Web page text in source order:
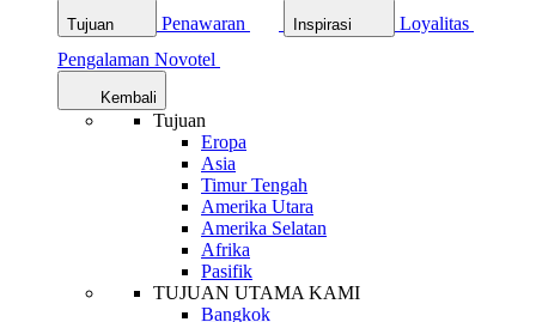
Tujuan Penawaran Inspirasi
Loyalitas
Pengalaman Novotel
Kembali
Tujuan
Eropa
Asia
Timur Tengah
Amerika Utara
Amerika Selatan
Afrika
Pasifik
TUJUAN UTAMA KAMI
Bangkok